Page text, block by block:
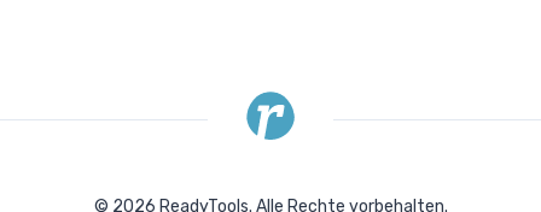
© 2026 ReadyTools. Alle Rechte vorbehalten.